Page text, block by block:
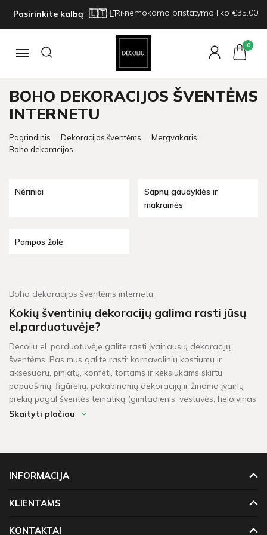
Pasirinkite kalbą Iki nemokamo pristatymo liko €35.00
Navigacija
0
BOHO DEKORACIJOS ŠVENTĖMS
INTERNETU
Pagrindinis Dekoracijos šventėms
Mergvakaris
Boho dekoracijos
Nėriniai
Sapnų gaudyklės ir
makramės
Pampos žolė
Boho dekoracijos šventėms internetu.
Kokių šventinių dekoracijų galima rasti jūsų
el.parduotuvėje?
Decoliu el. parduotuvėje galite rasti įvairiausių dekoracijų
šventėms. Pas mus galite rasti: karnavalinių kostiumų ir
aksesuarų, pinjatų, konfeti, tortams ir keksiukams skirtų
papuošimų, figūrėlių, pakabinamų dekoracijų ir žinoma įvairių
prekių pagal šventės tematiką (gimtadienis, vestuvės, heloivinas,
kalėdos, krikštynos, mergvakaris, „baby shower" ir t.t.).
Šventinės dekoracijos pažymėtos žaliu sandėlio ženkleliu yra
neturime, pristatymas gali užtrukti tarp 4 - 16 darbo dienų.
nemokamas pristatymas!
Skaityti plačiau
INFORMACIJA
KLIENTAMS
KONTAKTAI